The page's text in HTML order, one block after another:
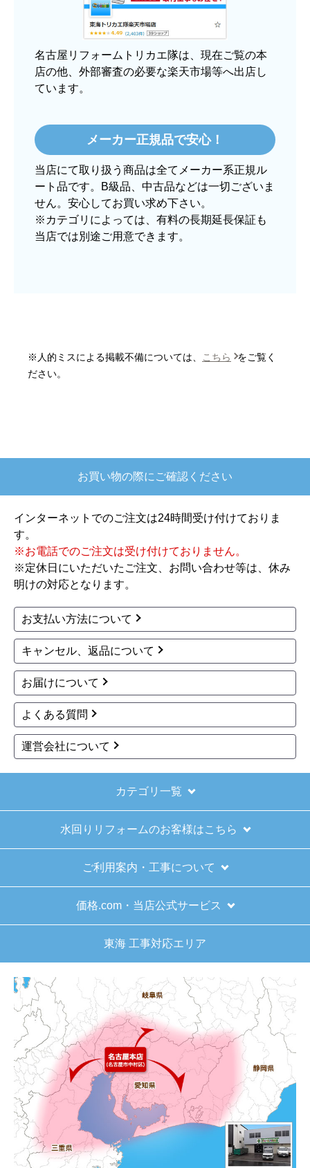
のは不安でしたが、発送もかなり早くて、梱包も
丁寧でした。
2025年12月24日 21:44
欲しい商品をスムーズに注文できましたか？
はい
ショップからの連絡や対応は適切でしたか？
はい
予定の期日までに商品が届きましたか？
【注文からどのくらいで届きましたか？】
もあると思いますがあまりに早かったので少し驚
【その他感想・コメント】
ショップからの連絡もしっかりありましたし、商
できました。また機会があれば是非利用したいと
思います。
きょりけ
2025年11月9日 07:54
欲しい商品をスムーズに注文できましたか？
はい
ショップからの連絡や対応は適切でしたか？
予定の期日までに商品が届きましたか？
はい
【注文商品】給湯器 【注文時期】2025
年11月頃（モバイルから）
【このショップを選んだ理由は？】
キッチン混合栓に続いて2回目の利用です。価格が
リーズナブルで、HPの構成から見てしっかりして
いる会社だなと思っていたので再度利用。やはり
期待通りにきちんと対応してもらえました。
【注文からどのくらいで届きましたか？】
工事日を自分から発注の2週間先にしていたので、
遅れることもなく予定通りに工事前に到着。
【その他感想・コメント】
名古屋リフォームトリカエ隊は、現在ご覧の本
店の他、外部審査の必要な楽天市場等へ出店し
ています。
メーカー正規品で安心！
当店にて取り扱う商品は全てメーカー系正規ル
ート品です。B級品、中古品などは一切ございま
せん。安心してお買い求め下さい。
※カテゴリによっては、有料の長期延長保証も
当店では別途ご用意できます。
※人的ミスによる掲載不備については、 こちら
をご覧く
ださい。
お買い物の際にご確認ください
インターネットでのご注文は24時間受け付けておりま
す。
※お電話でのご注文は受け付けておりません。
※定休日にいただいたご注文、お問い合わせ等は、休み
明けの対応となります。
お支払い方法について
キャンセル、返品について
お届けについて
よくある質問
運営会社について
カテゴリ一覧
水回りリフォームのお客様はこちら
ご利用案内・工事について
価格.com・当店公式サービス
東海 工事対応エリア